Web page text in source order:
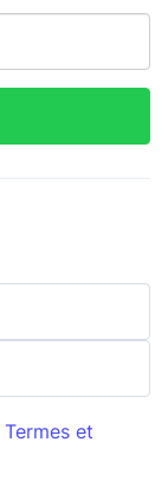
Termes et